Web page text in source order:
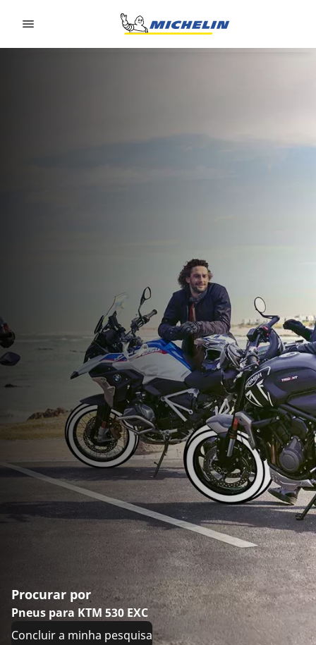
Procurar por
Pneus para KTM 530 EXC
Concluir a minha pesquisa